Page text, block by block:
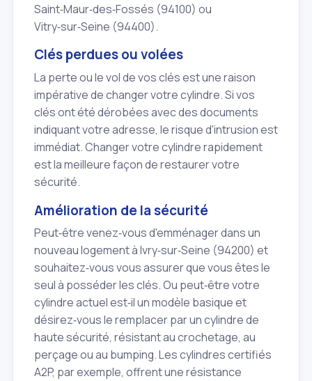
Saint‑Maur‑des‑Fossés (94100) ou
Vitry‑sur‑Seine (94400).
Clés perdues ou volées
La perte ou le vol de vos clés est une raison
impérative de changer votre cylindre. Si vos
clés ont été dérobées avec des documents
indiquant votre adresse, le risque d'intrusion est
immédiat. Changer votre cylindre rapidement
est la meilleure façon de restaurer votre
sécurité.
Amélioration de la sécurité
Peut‑être venez‑vous d'emménager dans un
nouveau logement à Ivry‑sur‑Seine (94200) et
souhaitez‑vous vous assurer que vous êtes le
seul à posséder les clés. Ou peut‑être votre
cylindre actuel est‑il un modèle basique et
désirez‑vous le remplacer par un cylindre de
haute sécurité, résistant au crochetage, au
perçage ou au bumping. Les cylindres certifiés
A2P, par exemple, offrent une résistance